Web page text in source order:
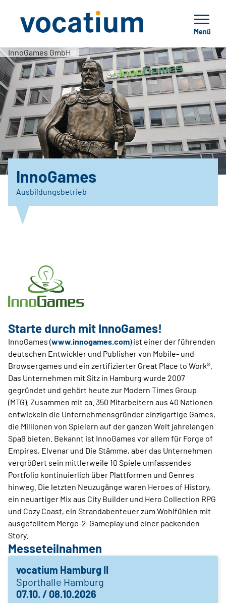
Menü
InnoGames GmbH
InnoGames
Ausbildungsbetrieb
Starte durch mit InnoGames!
InnoGames (www.innogames.com) ist einer der führenden
deutschen Entwickler und Publisher von Mobile- und
Browsergames und ein zertifizierter Great Place to Work®.
Das Unternehmen mit Sitz in Hamburg wurde 2007
gegründet und gehört heute zur Modern Times Group
(MTG). Zusammen mit ca. 350 Mitarbeitern aus 40 Nationen
entwickeln die Unternehmensgründer einzigartige Games,
die Millionen von Spielern auf der ganzen Welt jahrelangen
Spaß bieten. Bekannt ist InnoGames vor allem für Forge of
Empires, Elvenar und Die Stämme, aber das Unternehmen
vergrößert sein mittlerweile 10 Spiele umfassendes
Portfolio kontinuierlich über Plattformen und Genres
hinweg. Die letzten Neuzugänge waren Heroes of History,
ein neuartiger Mix aus City Builder und Hero Collection RPG
und Cozy Coast, ein Strandabenteuer zum Wohlfühlen mit
ausgefeiltem Merge-2-Gameplay und einer packenden
Story.
Messeteilnahmen
vocatium Hamburg II
Sporthalle Hamburg
07.10. / 08.10.2026